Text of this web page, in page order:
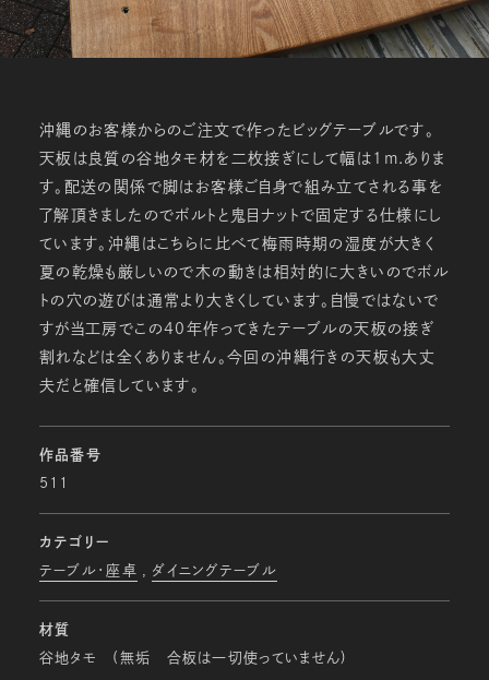
沖縄のお客様からのご注文で作ったビッグテーブルです。
天板は良質の谷地タモ材を二枚接ぎにして幅は1m.ありま
す。配送の関係で脚はお客様ご自身で組み立てされる事を
了解頂きましたのでボルトと鬼目ナットで固定する仕様にし
ています。沖縄はこちらに比べて梅雨時期の湿度が大きく
夏の乾燥も厳しいので木の動きは相対的に大きいのでボル
トの穴の遊びは通常より大きくしています。自慢ではないで
すが当工房でこの40年作ってきたテーブルの天板の接ぎ
割れなどは全くありません。今回の沖縄行きの天板も大丈
夫だと確信しています。
作品番号
511
カテゴリー
テーブル・座卓 ダイニングテーブル
材質
谷地タモ (無垢 合板は一切使っていません)